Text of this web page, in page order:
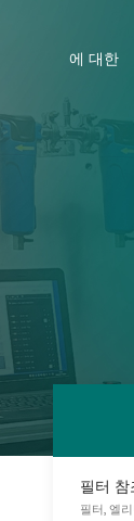
에 대한
필터
필터, 엘